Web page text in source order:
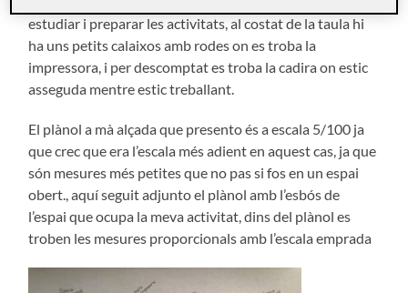
estudiar i preparar les activitats, al costat de la taula hi
ha uns petits calaixos amb rodes on es troba la
impressora, i per descomptat es troba la cadira on estic
asseguda mentre estic treballant.
El plànol a mà alçada que presento és a escala 5/100 ja
que crec que era l’escala més adient en aquest cas, ja que
són mesures més petites que no pas si fos en un espai
obert., aquí seguit adjunto el plànol amb l’esbós de
l’espai que ocupa la meva activitat, dins del plànol es
troben les mesures proporcionals amb l’escala emprada